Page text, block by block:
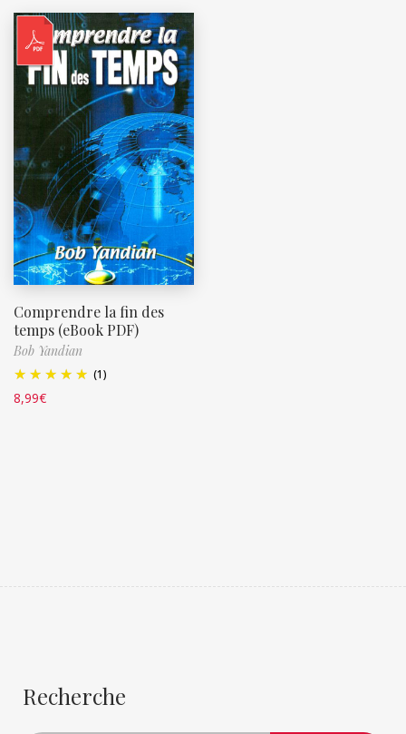
Comprendre la fin des
temps (eBook PDF)
Bob Yandian
(1)
8,99€
Recherche